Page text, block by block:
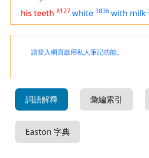
his teeth 8127white 3836with milk
請登入網頁啟用私人筆記功能。
詞語解釋 彙編索引
Easton 字典